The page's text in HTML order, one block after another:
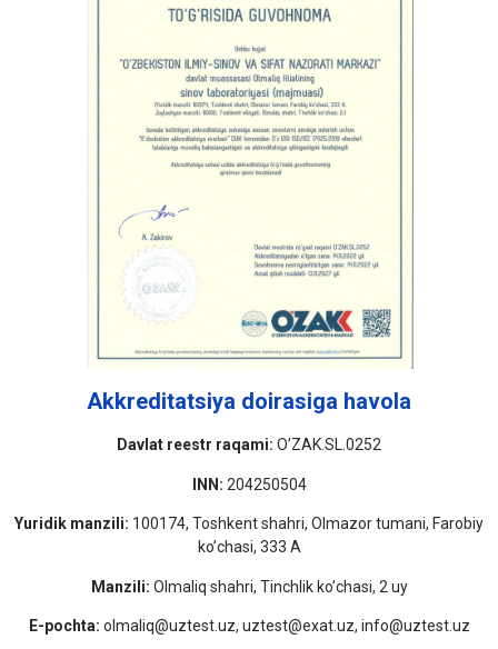
Akkreditatsiya doirasiga havola
Davlat reestr raqami: O’ZAK.SL.0252
INN: 204250504
Yuridik manzili: 100174, Toshkent shahri, Olmazor tumani, Farobiy
ko’chasi, 333 A
Manzili: Olmaliq shahri, Tinchlik ko’chasi, 2 uy
E-pochta: olmaliq@uztest.uz, uztest@exat.uz, info@uztest.uz